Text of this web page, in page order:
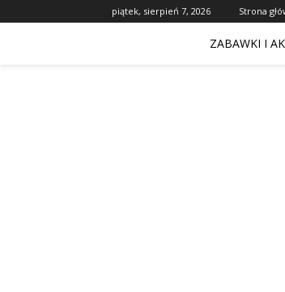
piątek, sierpień 7, 2026 Strona
ZABAWKI I